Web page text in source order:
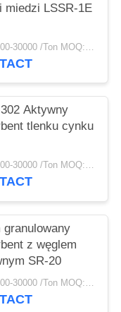
miedzi LSSR-1E
USD3000-30000 /Ton MOQ:1 KG
Aktywny
tlenku cynku
USD3000-30000 /Ton MOQ:1 KG
granulowany
z węglem
SR-20
USD3000-30000 /Ton MOQ:1 KG